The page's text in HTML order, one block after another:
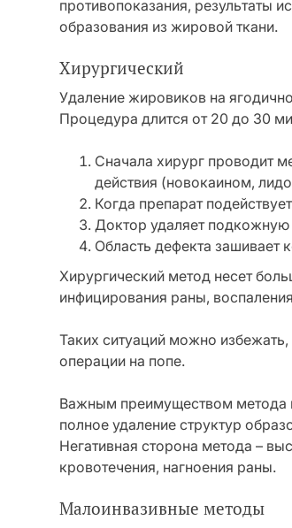
противопоказания, результаты
образования из жировой ткани.
Хирургический
Удаление жировиков на
Процедура длится от 20 до 30
Сначала хирург проводит
действия (новокаином,
Когда препарат
Доктор удаляет подкожную
Область дефекта зашивает
Хирургический метод несет
инфицирования раны,
Таких ситуаций можно
операции на попе.
Важным преимуществом метода
полное удаление структур
Негативная сторона метода –
кровотечения, нагноения раны.
Малоинвазивные методы